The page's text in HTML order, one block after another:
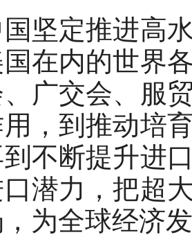
定推进高水
在内的世界
广交会、服
，到推动培
不断提升进
潜力，把超
为全球经济